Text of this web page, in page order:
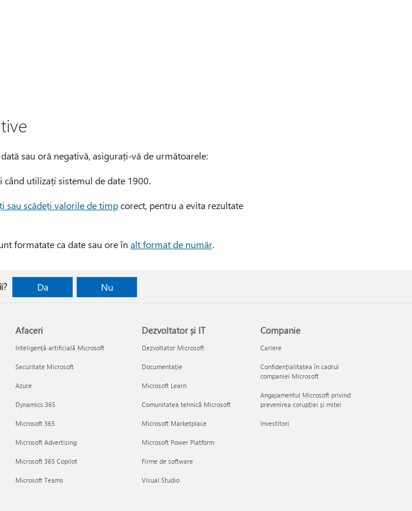
sau oră negativă, asigurați-vă de următoarele:
utilizați sistemul de date 1900.
sau scădeți valorile de timpcorect, pentru a evita rezultate
formatate ca date sau ore în alt format de număr.
Da Nu
Afaceri
Inteligență artificială Microsoft
Securitate Microsoft
Azure
Dynamics 365
Microsoft 365
Microsoft Advertising
Microsoft 365 Copilot
Microsoft Teams
Dezvoltator și IT
Dezvoltator Microsoft
Documentație
Microsoft Learn
Comunitatea tehnică Microsoft
Microsoft Marketplace
Microsoft Power Platform
Firme de software
Visual Studio
Companie
Cariere
Confidențialitatea în cadrul
companiei Microsoft
Angajamentul Microsoft privind
prevenirea corupției și mitei
Investitori